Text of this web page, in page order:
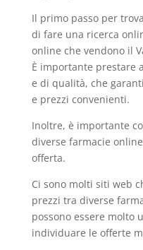
Il primo passo per
di fare una ricerca
online che vendono il
È importante prestare
e di qualità, che
e prezzi convenienti.
Inoltre, è importante
diverse farmacie
offerta.
Ci sono molti siti web
prezzi tra diverse
possono essere molto
individuare le offerte